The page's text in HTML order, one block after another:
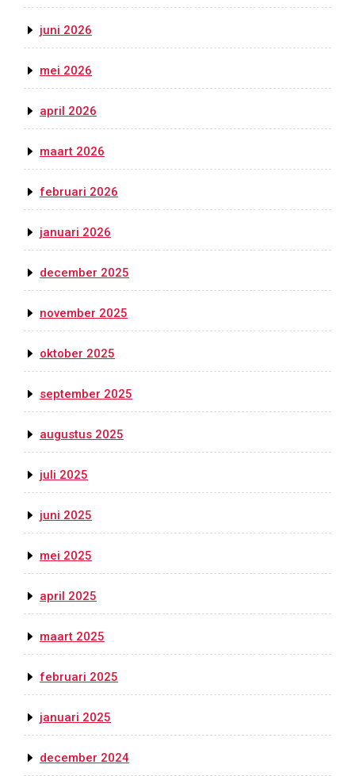
juni 2026
mei 2026
april 2026
maart 2026
februari 2026
januari 2026
december 2025
november 2025
oktober 2025
september 2025
augustus 2025
juli 2025
juni 2025
mei 2025
april 2025
maart 2025
februari 2025
januari 2025
december 2024